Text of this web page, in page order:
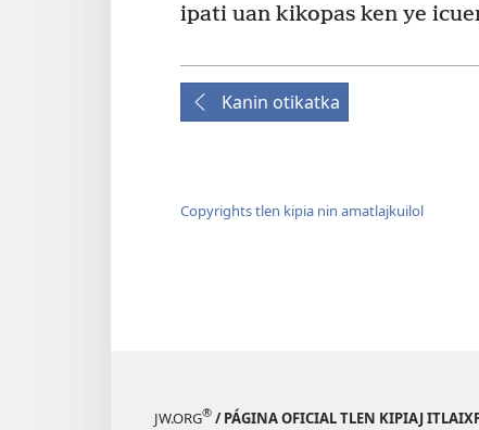
ipati uan kikopas ken ye
Kanin otikatka
Copyrights tlen kipia nin amatlajkuilol
JW.ORG® / PÁGINA OFICIAL TLEN KIPIAJ